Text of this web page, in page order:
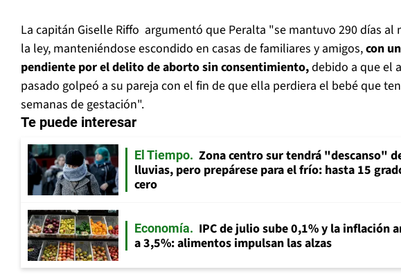
La capitán Giselle Riffo argumentó que Peralta "se mantuvo 290 días al
la ley, manteniéndose escondido en casas de familiares y amigos,con
pendiente por el delito de aborto sin consentimiento,debido a que el
pasado golpeó a su pareja con el fin de que ella perdiera el bebé que
semanas de gestación".
Te puede interesar
El Tiempo
Zona centro sur tendrá "descanso"
lluvias, pero prepárese para el frío: hasta 15
cero
Economía
IPC de julio sube 0,1% y la inflación
a 3,5%: alimentos impulsan las alzas